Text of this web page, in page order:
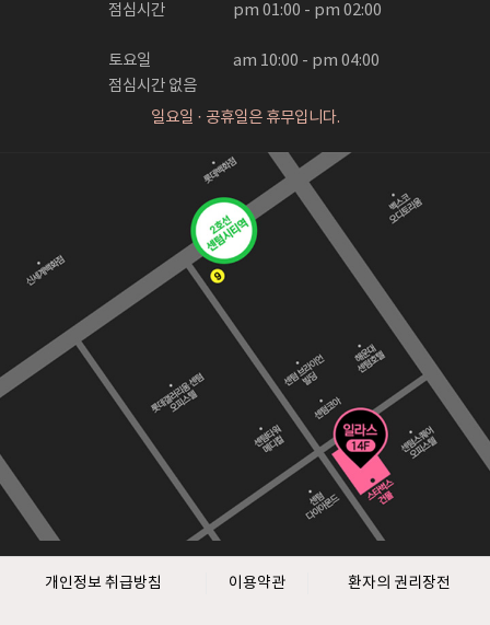
점심시간
토요일
점심시간 없음
pm 01:00 - pm 02:00
am 10:00 - pm 04:00
일요일 · 공휴일은 휴무입니다.
개인정보 취급방침 이용약관 환자의 권리장전